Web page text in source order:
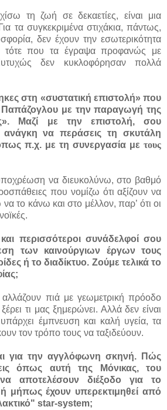
τη ζωή σε δεκαετίες, είναι μια
τα συγκεκριμένα στιχάκια, πάντως,
δεν έχουν την εσωτερικότητα
που τα έγραψα προφανώς με
δεν κυκλοφόρησαν πολλά
στη «συστατική επιστολή» που
με την παραγωγή της
Μαζί με την επιστολή, σου
να περάσεις τη σκυτάλη
π.χ. με τη συνεργασία με τους
να διευκολύνω, στο βαθμό
που νομίζω ότι αξίζουν να
το κάνω και στο μέλλον, παρ’ ότι οι
και περισσότεροι συνάδελφοί σου
των καινούργιων έργων τους
ή το διαδίκτυο. Ζούμε τελικά το
πιά με γεωμετρική πρόοδο
τι μας ξημερώνει. Αλλά δεν είναι
έμπνευση και καλή υγεία, τα
τον τρόπο τους να ταξιδεύουν.
για την αγγλόφωνη σκηνή. Πώς
όπως αυτή της Μόνικας, του
αποτελέσουν διέξοδο για το
ή μήπως έχουν υπερεκτιμηθεί από
star-system;